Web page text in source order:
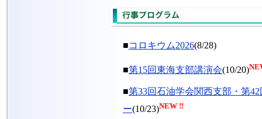
■コロキウム2026(8/28)
■第15回東海支部講演会(10/20)
■第33回石油学会関西支部・第
ー(10/23)NEW !!